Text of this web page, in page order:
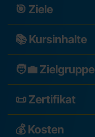
🎯 Ziele
📚 Kursinhalte
🧑‍💼 Zielgruppe
📜 Zertifikat
💰 Kosten